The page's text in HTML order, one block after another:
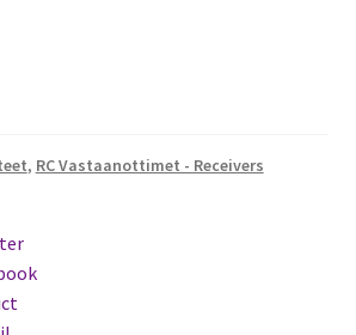
, RC Vastaanottimet - Receivers